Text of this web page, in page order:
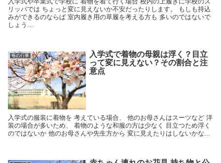
リッパでは ちょっと変に見えないか不安だったりします。 もしも持込
みができるのならば 室内履き用の草履を考える方も 多いのではないで
しょう...
春の行事
入学式で着物の母親は浮く？目立
って変に見えない？その割合と注
意点
入学式の服装に着物を 考えている場合、 他のお母さんはスーツなど 洋
装の場合が多いため、 着物のような和服の方は少なく 目立つため浮く
のではないか 他のお母さんや先生方から 変に見えたりはしないかな...